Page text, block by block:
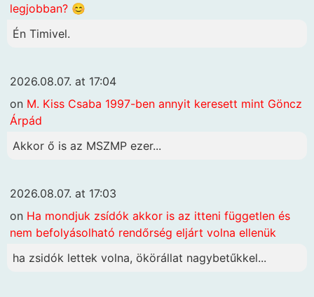
legjobban? 😊
Én Timivel.
2026.08.07. at 17:04
on M. Kiss Csaba 1997-ben annyit keresett mint Göncz
Árpád
Akkor ő is az MSZMP ezer...
2026.08.07. at 17:03
on Ha mondjuk zsídók akkor is az itteni független és
nem befolyásolható rendőrség eljárt volna ellenük
ha zsidók lettek volna, ökörállat nagybetűkkel...